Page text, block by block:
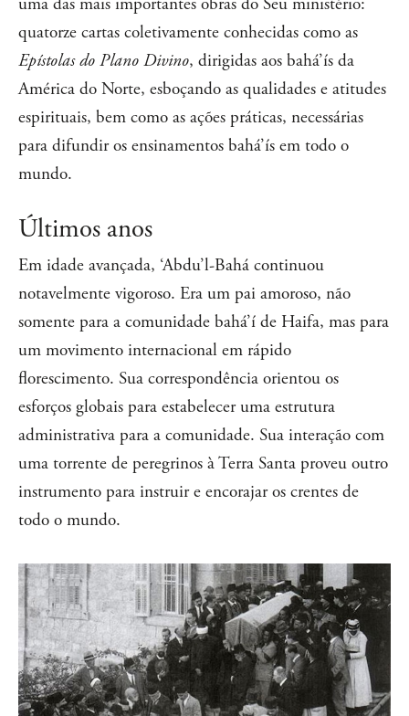
quatorze cartas coletivamente conhecidas como as
Epístolas do Plano Divino, dirigidas aos bahá’ís da
América do Norte, esboçando as qualidades e atitudes
espirituais, bem como as ações práticas, necessárias
para difundir os ensinamentos bahá’ís em todo o
mundo.
Últimos anos
Em idade avançada, ‘Abdu’l-Bahá continuou
notavelmente vigoroso. Era um pai amoroso, não
somente para a comunidade bahá’í de Haifa, mas para
um movimento internacional em rápido
florescimento. Sua correspondência orientou os
esforços globais para estabelecer uma estrutura
administrativa para a comunidade. Sua interação com
uma torrente de peregrinos à Terra Santa proveu outro
instrumento para instruir e encorajar os crentes de
todo o mundo.